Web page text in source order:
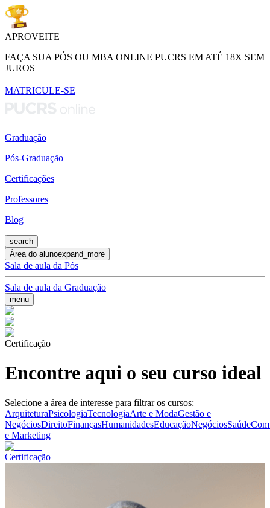
APROVEITE
FAÇA SUA PÓS OU MBA ONLINE PUCRS EM ATÉ 18X SEM
JUROS
MATRICULE-SE
Graduação
Pós-Graduação
Certificações
Professores
Blog
search
Área do alunoexpand_more
Sala de aula da Pós
Sala de aula da Graduação
menu
Certificação
Encontre aqui o seu curso ideal
Selecione a área de interesse para filtrar os cursos:
ArquiteturaPsicologiaTecnologiaArte e ModaGestão e
NegóciosDireitoFinançasHumanidadesEducaçãoNegóciosSaúde
e Marketing
Certificação